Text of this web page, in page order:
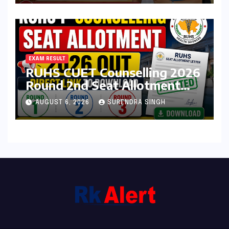
EXAM RESULT
RUHS CUET Counselling 2026
Round 2nd Seat Allotment
Result Out : Download
College Allotment Letter,
College Reporting Begins
AUGUST 6, 2026 SURENDRA SINGH